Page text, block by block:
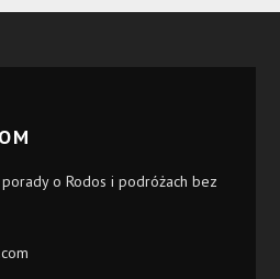
o Rodos i podróżach bez